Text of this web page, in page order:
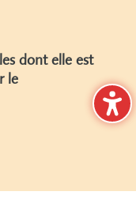
dont elle est
le